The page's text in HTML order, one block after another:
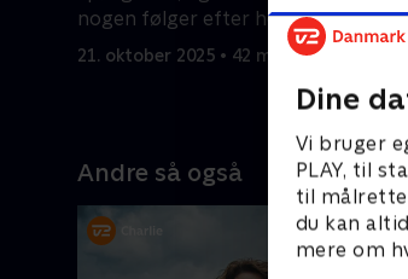
Dine
Vi bruger
PLAY, til
til
du kan
mere om
nogen følger efter hende.
21. oktober 2025 • 42 min
Andre så også